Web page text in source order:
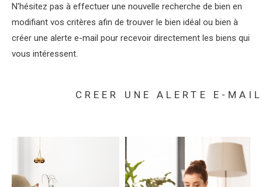
N'hésitez pas à effectuer une nouvelle recherche de bien en
modifiant vos critères afin de trouver le bien idéal ou bien à
créer une alerte e-mail pour recevoir directement les biens qui
vous intéressent.
CREER UNE ALERTE E-